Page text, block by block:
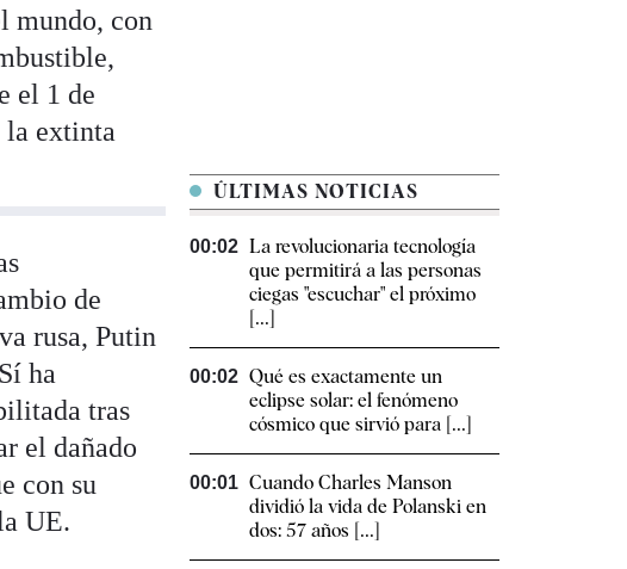
mundo, con
el 1 de
la extinta
de
rusa, Putin
ha
tras
el dañado
con su
UE.
ÚLTIMAS NOTICIAS
00:02 La revolucionaria tecnología
que permitirá a las personas
ciegas "escuchar" el próximo
[...]
00:02 Qué es exactamente un
eclipse solar: el fenómeno
cósmico que sirvió para [...]
00:01 Cuando Charles Manson
dividió la vida de Polanski en
dos: 57 años [...]